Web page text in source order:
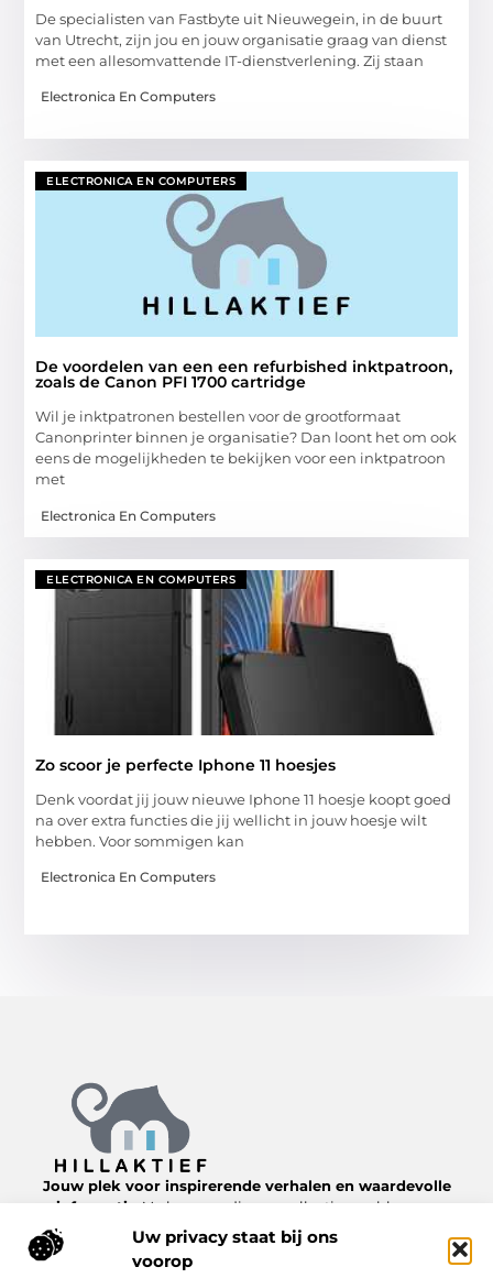
Uw privacy staat bij ons
voorop
De specialisten van Fastbyte uit Nieuwegein, in de buurt
van Utrecht, zijn jou en jouw organisatie graag van dienst
met een allesomvattende IT-dienstverlening. Zij staan
Electronica En Computers
ELECTRONICA EN COMPUTERS
De voordelen van een een refurbished inktpatroon,
zoals de Canon PFI 1700 cartridge
Wil je inktpatronen bestellen voor de grootformaat
Canonprinter binnen je organisatie? Dan loont het om ook
eens de mogelijkheden te bekijken voor een inktpatroon
met
Electronica En Computers
ELECTRONICA EN COMPUTERS
Zo scoor je perfecte Iphone 11 hoesjes
Denk voordat jij jouw nieuwe Iphone 11 hoesje koopt goed
na over extra functies die jij wellicht in jouw hoesje wilt
hebben. Voor sommigen kan
Electronica En Computers
Jouw plek voor inspirerende verhalen en waardevolle
informatie.
Verken een diverse collectie van blogs en
artikelen over het dagelijks leven, van nuttige tips tot
interessante inzichten, allemaal te vinden op